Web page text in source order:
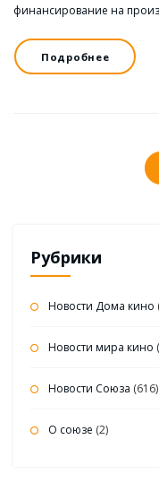
финансирование на
Подробнее
Рубрики
Новости Дома кино
Новости мира кино
Новости Союза (616)
О союзе (2)